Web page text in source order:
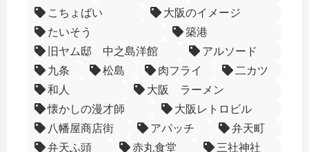
こちょばい
大阪のイメージ
たいそう
築港
旧ヤム邸 中之島洋館
アルソード
九条
松島 肉フライ
二カツ
和人
大阪 ラーメン
懐かしの漫才師
大阪レトロビル
八幡屋商店街
アパッチ
弁天町
弁天ふ頭
赤丸食堂 三社神社